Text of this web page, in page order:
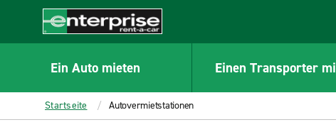
CONTENT
Enterprise
Ein Auto mieten Einen Transporter
Startseite Autovermietstationen